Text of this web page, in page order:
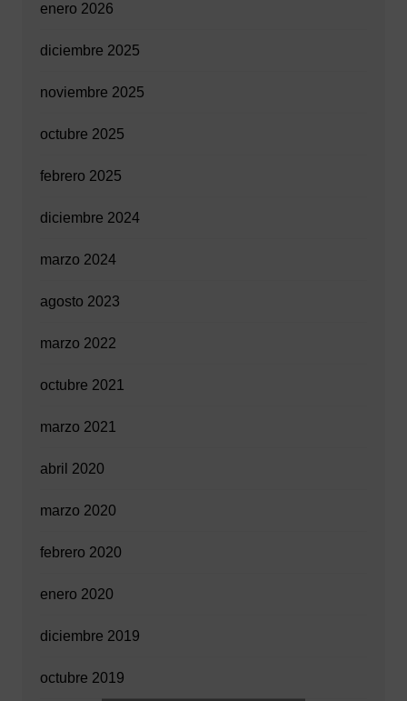
enero 2026
diciembre 2025
noviembre 2025
octubre 2025
febrero 2025
diciembre 2024
marzo 2024
agosto 2023
marzo 2022
octubre 2021
marzo 2021
abril 2020
marzo 2020
febrero 2020
enero 2020
diciembre 2019
octubre 2019